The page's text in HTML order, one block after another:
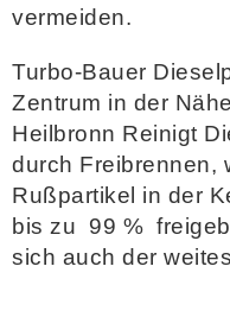
vermeiden.
Turbo-Bauer
Zentrum in der
Heilbronn Reinigt
durch Freibrennen,
Rußpartikel in der
bis zu 99 %
sich auch der